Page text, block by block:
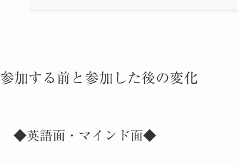
参加する前と参加した後の変化
◆英語面・マインド面◆